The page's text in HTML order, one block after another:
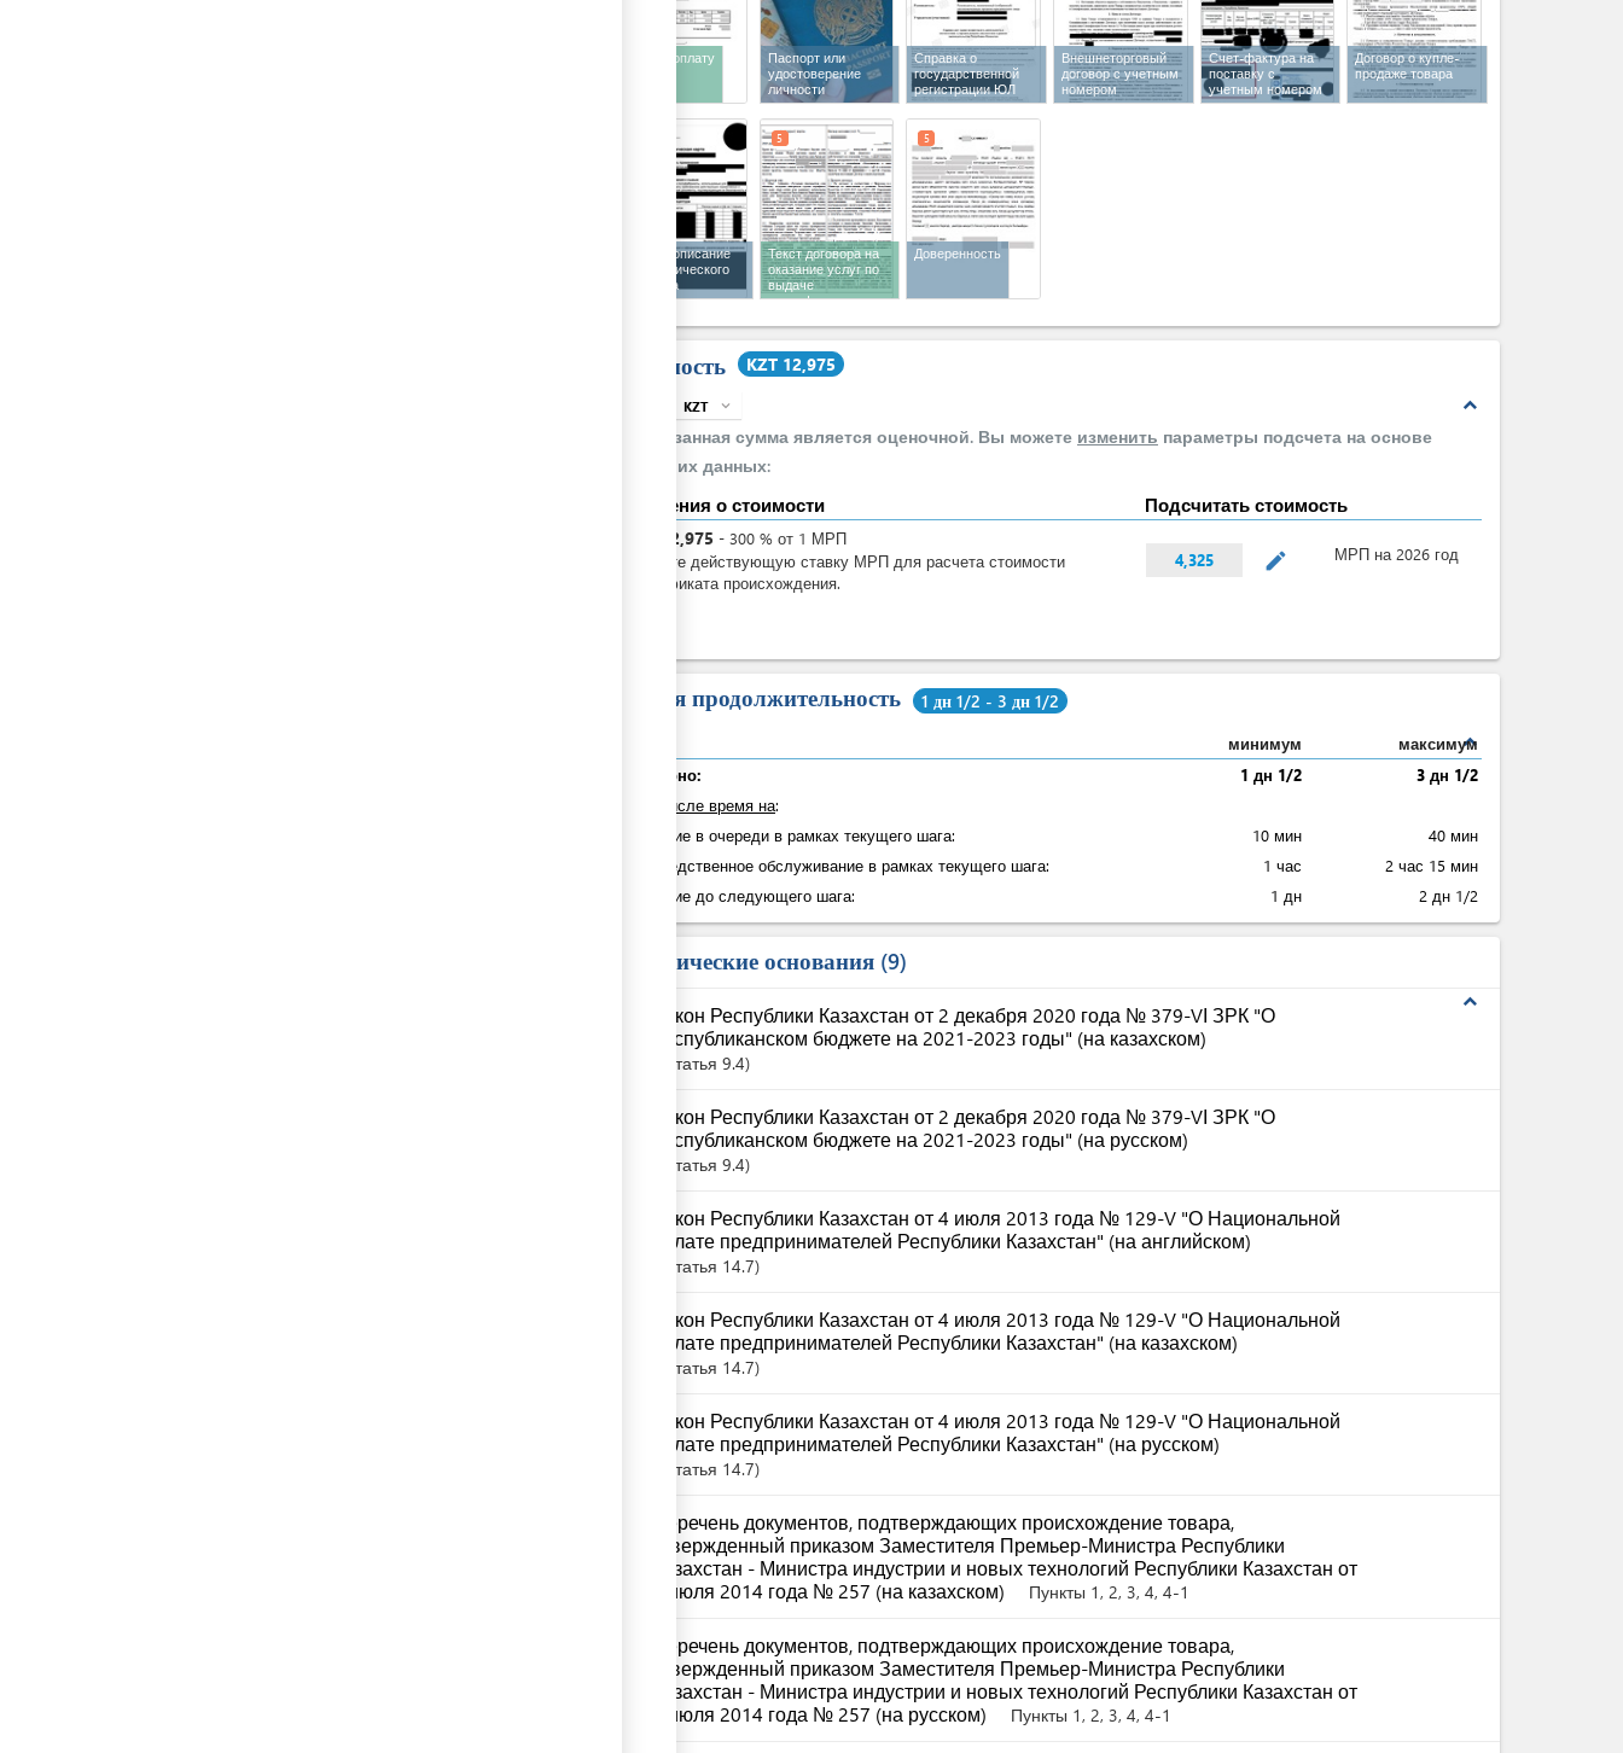
Счет на оплату
Паспорт или
удостоверение
личности
Справка о
государственной
регистрации ЮЛ
Внешнеторговый
договор с учетным
номером
Счет-фактура на
поставку с
учетным номером
Договор о купле-
продаже товара
Краткое описание
технологического
процесса
производства
Текст договора на
оказание услуг по
выдаче
сертификата о
5
Доверенность
5
Стоимость KZT 12,975
expand_less
KZT expand_more
Указанная сумма является оценочной. Вы можете изменить параметры подсчета на основе
своих данных:
Сведения о стоимости Подсчитать стоимость
12,975 - 300 % от 1 МРП
Введите действующую ставку МРП для расчета стоимости
сертификата происхождения.
4,325 mode_edit МРП на 2026 год
Общая продолжительность 1 дн 1/2 - 3 дн 1/2
expand_less
минимум
максимум
Суммарно:
1 дн 1/2
3 дн 1/2
в том числе время на:
Ожидание в очереди в рамках текущего шага:
10 мин
40 мин
Непосредственное обслуживание в рамках текущего шага:
1 час
2 час 15 мин
Ожидание до следующего шага:
1 дн 2 дн 1/2
Юридические основания 9
expand_less
Закон Республики Казахстан от 2 декабря 2020 года № 379-VІ ЗРК "О
республиканском бюджете на 2021-2023 годы" (на казахском)
Статья 9.4
Закон Республики Казахстан от 2 декабря 2020 года № 379-VІ ЗРК "О
республиканском бюджете на 2021-2023 годы" (на русском)
Статья 9.4
Закон Республики Казахстан от 4 июля 2013 года № 129-V "О Национальной
палате предпринимателей Республики Казахстан" (на английском)
Статья 14.7
Закон Республики Казахстан от 4 июля 2013 года № 129-V "О Национальной
палате предпринимателей Республики Казахстан" (на казахском)
Статья 14.7
Закон Республики Казахстан от 4 июля 2013 года № 129-V "О Национальной
палате предпринимателей Республики Казахстан" (на русском)
Статья 14.7
Перечень документов, подтверждающих происхождение товара,
утвержденный приказом Заместителя Премьер-Министра Республики
Казахстан - Министра индустрии и новых технологий Республики Казахстан от
8 июля 2014 года № 257 (на казахском)
Пункты 1, 2, 3, 4, 4-1
Перечень документов, подтверждающих происхождение товара,
утвержденный приказом Заместителя Премьер-Министра Республики
Казахстан - Министра индустрии и новых технологий Республики Казахстан от
8 июля 2014 года № 257 (на русском)
Пункты 1, 2, 3, 4, 4-1